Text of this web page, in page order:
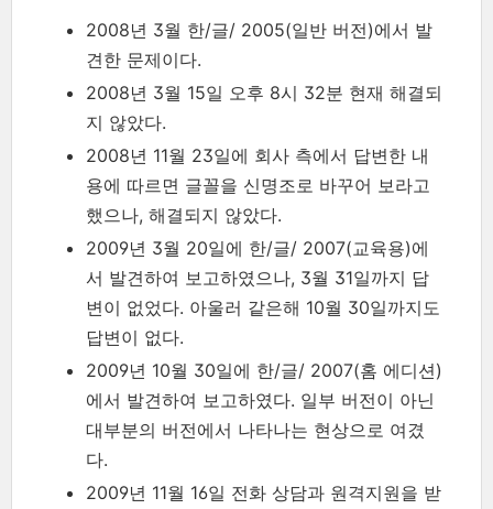
2008년 3월 한/글/ 2005(일반 버전)에서 발
견한 문제이다.
2008년 3월 15일 오후 8시 32분 현재 해결되
지 않았다.
2008년 11월 23일에 회사 측에서 답변한 내
용에 따르면 글꼴을 신명조로 바꾸어 보라고
했으나, 해결되지 않았다.
2009년 3월 20일에 한/글/ 2007(교육용)에
서 발견하여 보고하였으나, 3월 31일까지 답
변이 없었다. 아울러 같은해 10월 30일까지도
답변이 없다.
2009년 10월 30일에 한/글/ 2007(홈 에디션)
에서 발견하여 보고하였다. 일부 버전이 아닌
대부분의 버전에서 나타나는 현상으로 여겼
다.
2009년 11월 16일 전화 상담과 원격지원을 받